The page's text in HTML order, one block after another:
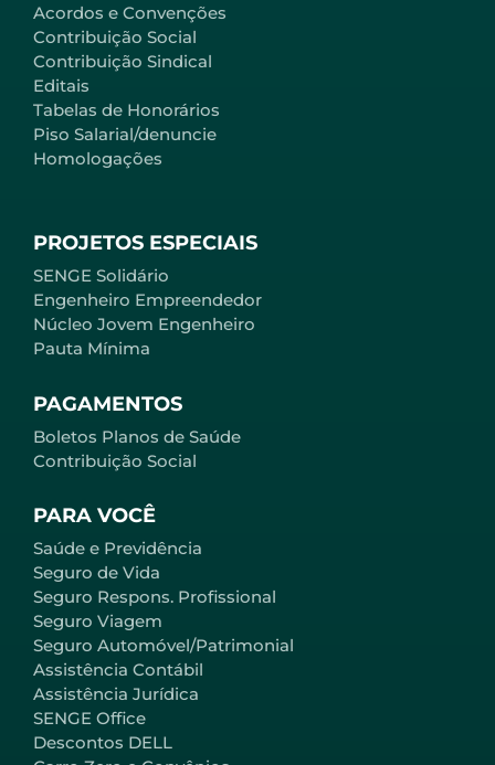
PARA VOCÊ
Saúde e Previdência
Seguro de Vida
Seguro Respons. Profissional
Seguro Viagem
Seguro Automóvel/Patrimonial
Assistência Contábil
Assistência Jurídica
SENGE Office
Descontos DELL
Acordos e Convenções
Contribuição Social
Contribuição Sindical
Editais
Tabelas de Honorários
Piso Salarial/denuncie
Homologações
PROJETOS ESPECIAIS
SENGE Solidário
Engenheiro Empreendedor
Núcleo Jovem Engenheiro
Pauta Mínima
PAGAMENTOS
Boletos Planos de Saúde
Contribuição Social